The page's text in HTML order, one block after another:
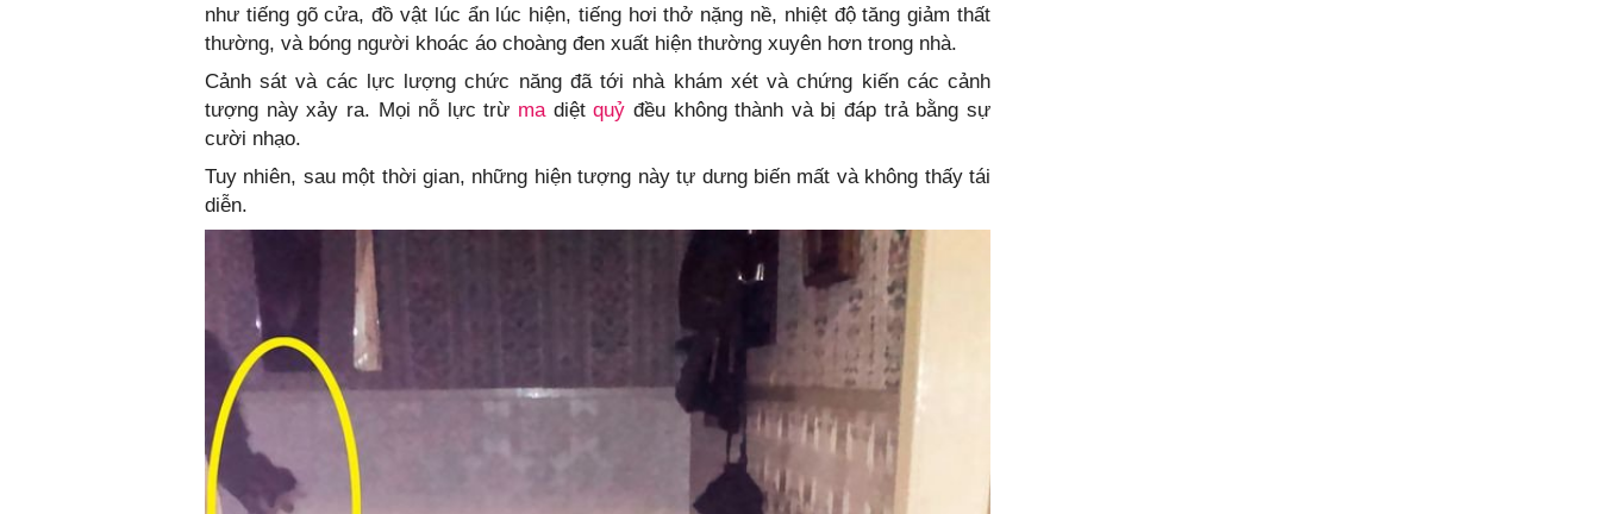
như tiếng gõ cửa, đồ vật lúc ẩn lúc hiện, tiếng hơi thở nặng nề, nhiệt độ tăng giảm thất
thường, và bóng người khoác áo choàng đen xuất hiện thường xuyên hơn trong nhà.
Cảnh sát và các lực lượng chức năng đã tới nhà khám xét và chứng kiến các cảnh
tượng này xảy ra. Mọi nỗ lực trừ ma diệtquỷ đều không thành và bị đáp trả bằng sự
cười nhạo.
Tuy nhiên, sau một thời gian, những hiện tượng này tự dưng biến mất và không thấy tái
diễn.